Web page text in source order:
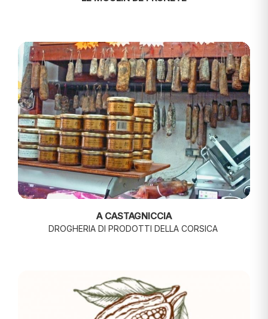
A CASTAGNICCIA
DROGHERIA DI PRODOTTI DELLA CORSICA